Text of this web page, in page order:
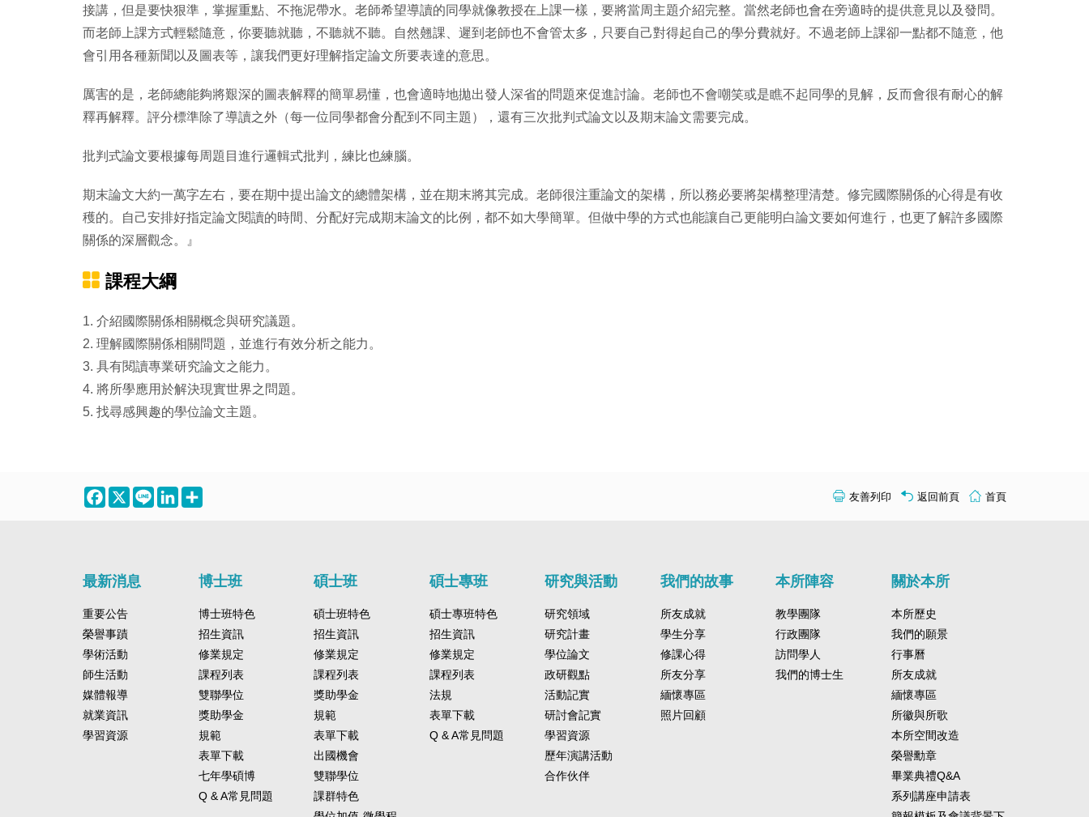
接講，但是要快狠準，掌握重點、不拖泥帶水。老師希望導讀的同學就像教授在上課一樣，要將當周主題介紹完整。當然老師也會在旁適時的提供意見以及發問。
而老師上課方式輕鬆隨意，你要聽就聽，不聽就不聽。自然翹課、遲到老師也不會管太多，只要自己對得起自己的學分費就好。不過老師上課卻一點都不隨意，他
會引用各種新聞以及圖表等，讓我們更好理解指定論文所要表達的意思。
厲害的是，老師總能夠將艱深的圖表解釋的簡單易懂，也會適時地拋出發人深省的問題來促進討論。老師也不會嘲笑或是瞧不起同學的見解，反而會很有耐心的解
釋再解釋。評分標準除了導讀之外（每一位同學都會分配到不同主題），還有三次批判式論文以及期末論文需要完成。
批判式論文要根據每周題目進行邏輯式批判，練比也練腦。
期末論文大約一萬字左右，要在期中提出論文的總體架構，並在期末將其完成。老師很注重論文的架構，所以務必要將架構整理清楚。修完國際關係的心得是有收
穫的。自己安排好指定論文閱讀的時間、分配好完成期末論文的比例，都不如大學簡單。但做中學的方式也能讓自己更能明白論文要如何進行，也更了解許多國際
關係的深層觀念。』
課程大綱
1. 介紹國際關係相關概念與研究議題。
2. 理解國際關係相關問題，並進行有效分析之能力。
3. 具有閱讀專業研究論文之能力。
4. 將所學應用於解決現實世界之問題。
5. 找尋感興趣的學位論文主題。
Facebook
X Line LinkedIn 友善列印 返回前頁 首頁
最新消息
重要公告
榮譽事蹟
學術活動
師生活動
媒體報導
就業資訊
學習資源
博士班
博士班特色
招生資訊
修業規定
課程列表
雙聯學位
獎助學金
規範
表單下載
七年學碩博
Q & A常見問題
碩士班
碩士班特色
招生資訊
修業規定
課程列表
獎助學金
規範
表單下載
出國機會
雙聯學位
課群特色
碩士專班
碩士專班特色
招生資訊
修業規定
課程列表
法規
表單下載
Q & A常見問題
研究與活動
研究領域
研究計畫
學位論文
政研觀點
活動記實
研討會記實
學習資源
歷年演講活動
合作伙伴
我們的故事
所友成就
學生分享
修課心得
所友分享
緬懷專區
照片回顧
本所陣容
教學團隊
行政團隊
訪問學人
我們的博士生
關於本所
本所歷史
我們的願景
行事曆
所友成就
緬懷專區
所徽與所歌
本所空間改造
榮譽勳章
畢業典禮Q&A
系列講座申請表